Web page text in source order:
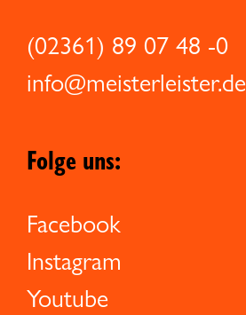
(02361) 89 07 48 -0
info@meisterleister.de
Folge uns:
Facebook
Instagram
Youtube